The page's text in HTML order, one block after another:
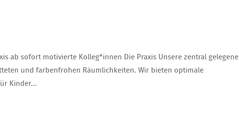
ab sofort motivierte Kolleg*innen Die Praxis Unsere zentral gelegene
und farbenfrohen Räumlichkeiten. Wir bieten optimale
Kinder...